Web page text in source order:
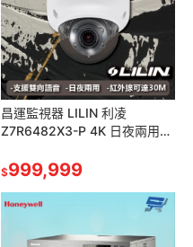
昌運監視器 LILIN 利凌
Z7R6482X3-P 4K 日夜兩用
路攝影機 請來電洽詢
$999,999